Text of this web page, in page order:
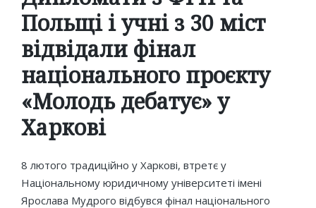
Польщі і учні з 30 міст
відвідали фінал
національного проєкту
«Молодь дебатує» у
Харкові
8 лютого традиційно у Харкові, втретє у
Національному юридичному університеті імені
Ярослава Мудрого відбувся фінал національного